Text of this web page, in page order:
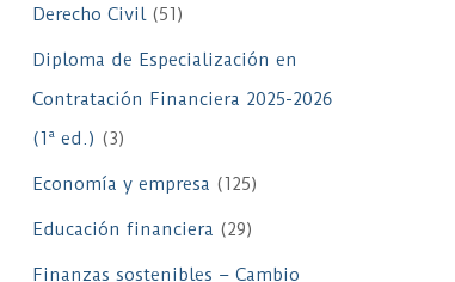
Derecho Civil(51)
Diploma de Especialización en
Contratación Financiera 2025-2026
(1ª ed.) (3)
Economía y empresa (125)
Educación financiera (29)
Finanzas sostenibles – Cambio